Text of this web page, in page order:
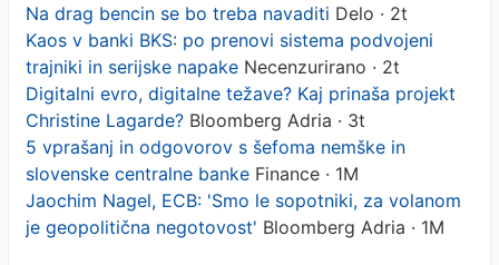
Na drag bencin se bo treba navaditi Delo · 2t
Kaos v banki BKS: po prenovi sistema podvojeni
trajniki in serijske napake Necenzurirano · 2t
Digitalni evro, digitalne težave? Kaj prinaša projekt
Christine Lagarde? Bloomberg Adria · 3t
5 vprašanj in odgovorov s šefoma nemške in
slovenske centralne banke Finance · 1M
Jaochim Nagel, ECB: 'Smo le sopotniki, za volanom
je geopolitična negotovost' Bloomberg Adria · 1M